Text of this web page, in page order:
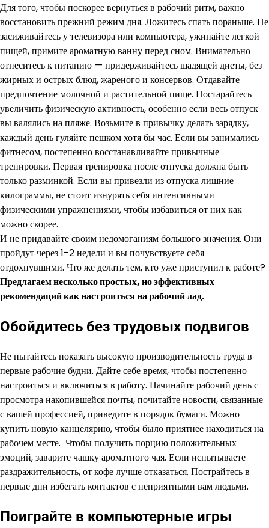
Для того, чтобы поскорее вернуться в рабочий ритм, важно
восстановить прежний режим дня. Ложитесь спать пораньше. Не
засиживайтесь у телевизора или компьютера, ужинайте легкой
пищей, примите ароматную ванну перед сном. Внимательно
отнеситесь к питанию — придерживайтесь щадящей диеты, без
жирных и острых блюд, жареного и консервов. Отдавайте
предпочтение молочной и растительной пище. Постарайтесь
увеличить физическую активность, особенно если весь отпуск
вы валялись на пляже. Возьмите в привычку делать зарядку,
каждый день гуляйте пешком хотя бы час. Если вы занимались
фитнесом, постепенно восстанавливайте привычные
тренировки. Первая тренировка после отпуска должна быть
только разминкой. Если вы привезли из отпуска лишние
килограммы, не стоит изнурять себя интенсивными
физическими упражнениями, чтобы избавиться от них как
можно скорее.
И не придавайте своим недомоганиям большого значения. Они
пройдут через 1-2 недели и вы почувствуете себя
отдохнувшими. Что же делать тем, кто уже приступил к работе?
Предлагаем несколько простых, но эффективных
рекомендаций как настроиться на рабочий лад.
Обойдитесь без трудовых подвигов
Не пытайтесь показать высокую производительность труда в
первые рабочие будни. Дайте себе время, чтобы постепенно
настроиться и включиться в работу. Начинайте рабочий день с
просмотра накопившейся почты, почитайте новости, связанные
с вашей профессией, приведите в порядок бумаги. Можно
купить новую канцелярию, чтобы было приятнее находиться на
рабочем месте. Чтобы получить порцию положительных
эмоций, заварите чашку ароматного чая. Если испытываете
раздражительность, от кофе лучше отказаться. Пострайтесь в
первые дни избегать контактов с неприятными вам людьми.
Поиграйте в компьютерные игры